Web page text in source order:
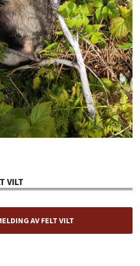
VILT
AV FELT VILT